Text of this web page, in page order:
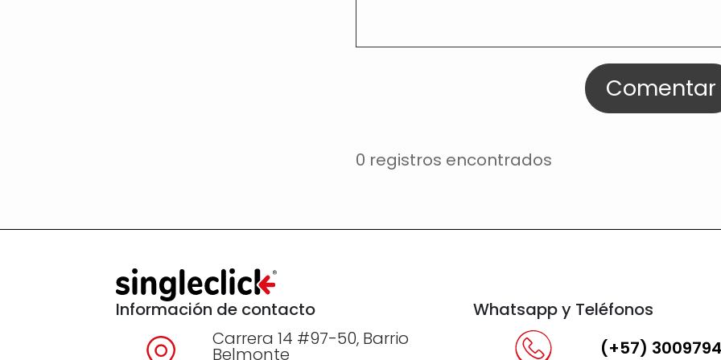
Comentar
0 registros encontrados
Información de contacto
Carrera 14 #97-50, Barrio
Belmonte
Whatsapp y Teléfonos
(+57)